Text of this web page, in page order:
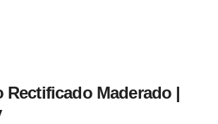
Rectificado Maderado |